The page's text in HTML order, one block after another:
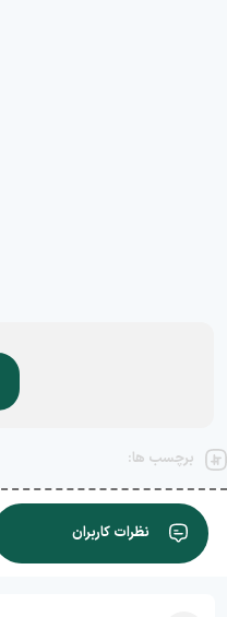
برچسب ها:
نظرات کاربران